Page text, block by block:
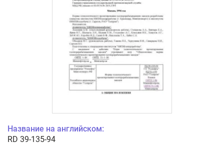
Название на английском:
RD 39-135-94